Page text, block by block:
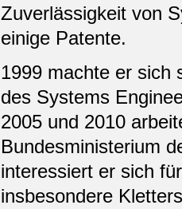
Zuverlässigkeit von
einige Patente.
1999 machte er sich
des Systems
2005 und 2010
Bundesministerium
interessiert er sich
insbesondere